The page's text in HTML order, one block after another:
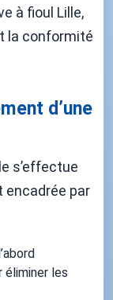
à fioul Lille,
la conformité
d’une
s’effectue
encadrée par
les